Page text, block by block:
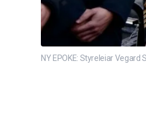
NY EPOKE: Styreleiar